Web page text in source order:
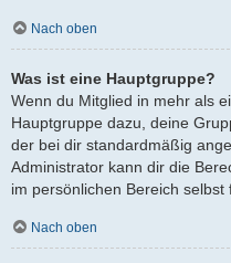
Nach oben
Was ist eine Hauptgruppe?
Wenn du Mitglied in mehr als
Hauptgruppe dazu, deine
der bei dir standardmäßig
Administrator kann dir die
im persönlichen Bereich selbst
Nach oben